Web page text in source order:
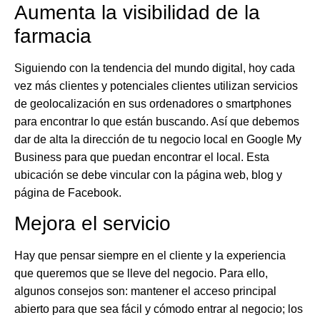
Aumenta la visibilidad de la
farmacia
Siguiendo con la tendencia del mundo digital, hoy cada
vez más clientes y potenciales clientes utilizan servicios
de geolocalización en sus ordenadores o smartphones
para encontrar lo que están buscando. Así que debemos
dar de alta la dirección de tu negocio local en Google My
Business para que puedan encontrar el local. Esta
ubicación se debe vincular con la página web, blog y
página de Facebook.
Mejora el servicio
Hay que pensar siempre en el cliente y la experiencia
que queremos que se lleve del negocio. Para ello,
algunos consejos son: mantener el acceso principal
abierto para que sea fácil y cómodo entrar al negocio; los